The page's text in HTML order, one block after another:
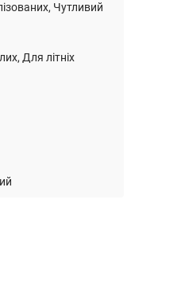
Чутливий
Для літніх